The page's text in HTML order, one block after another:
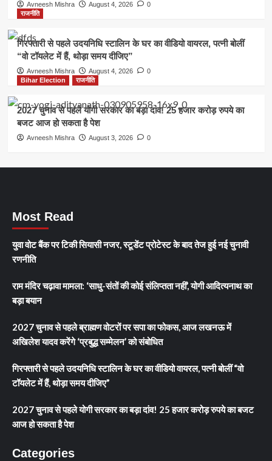
Avneesh Mishra August 4, 2026
0
राजनीति
गिरफ्तारी से पहले उदयनिधि स्टालिन के घर का वीडियो वायरल, पत्नी बोलीं
“वो टॉयलेट में हैं, थोड़ा समय दीजिए”
Avneesh Mishra August 4, 2026
0
Bihar Election
राजनीति
2027 चुनाव से पहले योगी सरकार का बड़ा दांव! 25 हजार करोड़ रुपये का
बजट आज हो सकता है पेश
Avneesh Mishra August 3, 2026 0
Most Read
युवा वोट बैंक पर टिकी सियासी नजर, स्टूडेंट प्रोटेस्ट के बाद तेज हुई नई चुनावी
रणनीति
राम मंदिर चढ़ावा मामला: ‘साधु-संतों की कोई संलिप्तता नहीं’, योगी आदित्यनाथ का
बड़ा बयान
2027 चुनाव से पहले ब्राह्मण वोटरों पर सपा का फोकस, आज लखनऊ में
अखिलेश यादव करेंगे ‘प्रबुद्ध सम्मेलन’ को संबोधित
गिरफ्तारी से पहले उदयनिधि स्टालिन के घर का वीडियो वायरल, पत्नी बोलीं “वो
टॉयलेट में हैं, थोड़ा समय दीजिए”
2027 चुनाव से पहले योगी सरकार का बड़ा दांव! 25 हजार करोड़ रुपये का बजट
आज हो सकता है पेश
Categories